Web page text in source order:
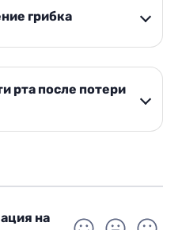
грибка
рта после потери
на